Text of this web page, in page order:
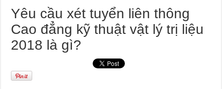
Yêu cầu xét tuyển liên thông
Cao đẳng kỹ thuật vật lý trị liệu
2018 là gì?